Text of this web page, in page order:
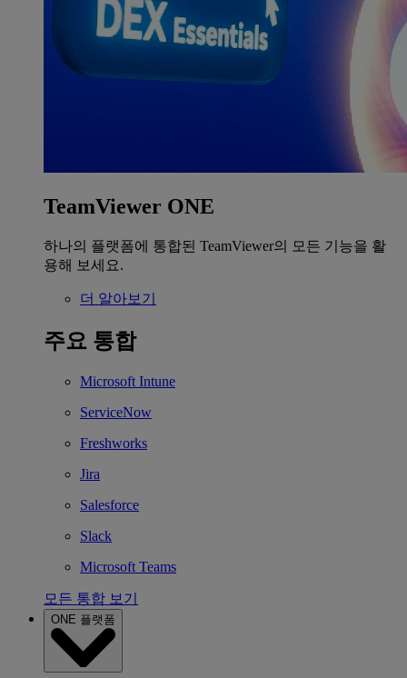
TeamViewer ONE
하나의 플랫폼에 통합된 TeamViewer의 모든 기능을 활
용해 보세요.
더 알아보기
주요 통합
Microsoft Intune
ServiceNow
Freshworks
Jira
Salesforce
Slack
Microsoft Teams
모든 통합 보기
ONE 플랫폼